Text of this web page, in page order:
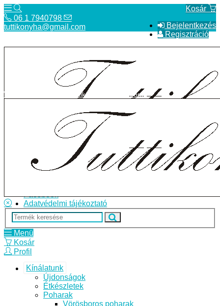
Kosár
Bejelentkezés
Regisztráció
06 1 7940798
tuttikonyha@gmail.com
Telefon
Szállítás
Facebook
Adatvédelmi tájékoztató
tuttikonyha@gmail.com
Menü
Kosár
Profil
Kínálatunk
Újdonságok
Étkészletek
Poharak
Vörösboros poharak